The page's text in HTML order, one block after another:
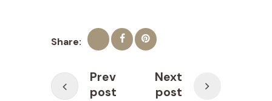
Prev
post
Next
post